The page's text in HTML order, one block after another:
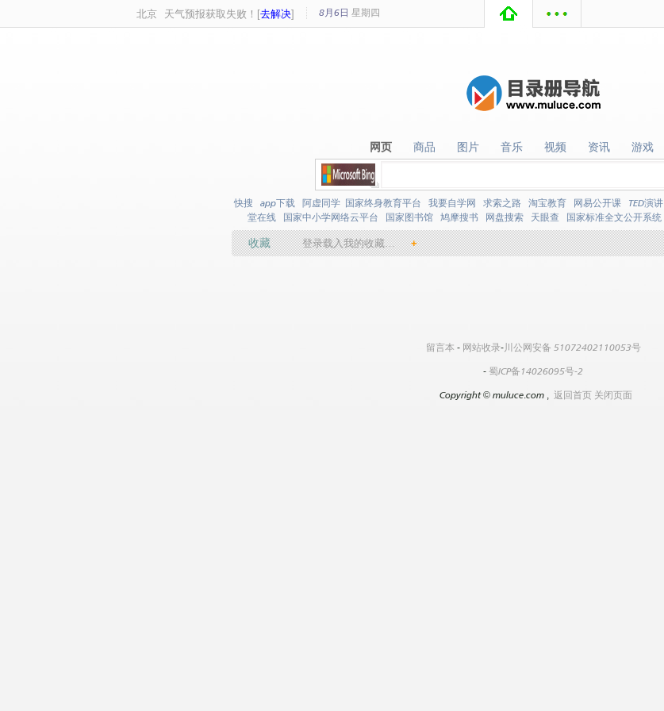
北京 天气预报获取失败！[去解决] 8月6日 星期四
网页
网页 商品
商品 图片
图片 音乐
音乐 视频
视频 资讯
资讯 游戏
游戏
快搜 app下载 阿虚同学 国家终身教育平台 我要自学网 求索之路 淘宝教育 网易公开课 TED演讲
堂在线
国家中小学网络云平台 国家图书馆 鸠摩搜书 网盘搜索 天眼查 国家标准全文公开系统
收藏 登录载入我的收藏… +
留言本 - 网站收录-川公网安备 51072402110053号
- 蜀ICP备14026095号-2
Copyright©muluce.com , 返回首页 关闭页面